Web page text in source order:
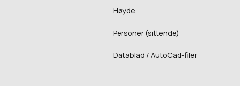
Høyde
Personer (sittende)
Datablad / AutoCad-filer